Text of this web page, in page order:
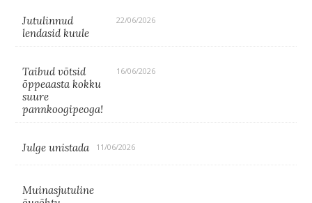
Jutulinnud
lendasid kuule
22/06/2026
Taibud võtsid
õppeaasta kokku
suure
pannkoogipeoga!
16/06/2026
Julge unistada 11/06/2026
Muinasjutuline